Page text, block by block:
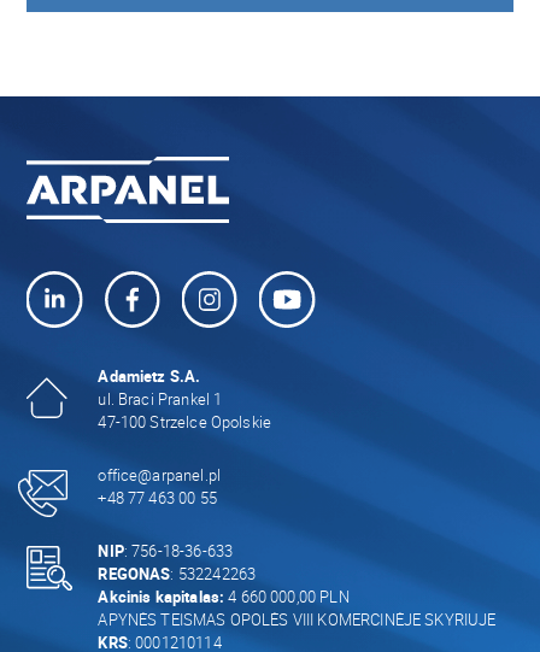
Adamietz S.A.
ul. Braci Prankel 1
47-100 Strzelce Opolskie
office@arpanel.pl
+48 77 463 00 55
NIP: 756-18-36-633
REGONAS: 532242263
Akcinis kapitalas: 4 660 000,00 PLN
APYNĖS TEISMAS OPOLĖS VIII KOMERCINĖJE SKYRIUJE
KRS: 0001210114